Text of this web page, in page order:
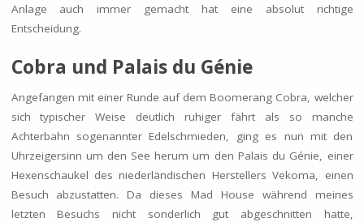
Anlage auch immer gemacht hat eine absolut richtige
Entscheidung.
Cobra und Palais du Génie
Angefangen mit einer Runde auf dem Boomerang Cobra, welcher
sich typischer Weise deutlich ruhiger fährt als so manche
Achterbahn sogenannter Edelschmieden, ging es nun mit den
Uhrzeigersinn um den See herum um den Palais du Génie, einer
Hexenschaukel des niederländischen Herstellers Vekoma, einen
Besuch abzustatten. Da dieses Mad House während meines
letzten Besuchs nicht sonderlich gut abgeschnitten hatte,